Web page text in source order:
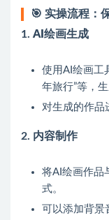
🎯 实操流程：
1. AI绘画生成
使用AI绘画工
年旅行”等，
对生成的作品
2. 内容制作
将AI绘画作品
式。
可以添加背景